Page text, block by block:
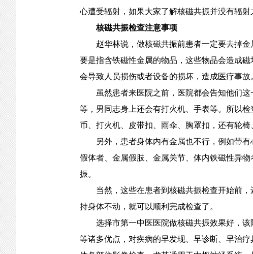
心遭受辐射，如果大家了解核磁共振并没有辐射
核磁共振检查注意事项
赵华林说，做核磁共振前患者一定要去掉金
要是指含铁磁性金属的物品，这些物品会造成
会导致人员损伤或者设备的损坏，造成医疗事故
虽然患者来医院之前，医院都会告知他们这
等，男同志身上还会有打火机、手表等。所以
币、打火机、皮带扣、雨伞、胸罩扣，还有轮
另外，患者身体内有金属也不行，例如带有
假体者、金属假肢、金属关节、体内铁磁性异
振。
当然，这些在患者到核磁共振检查开始前，
持身体不动，就可以顺利完成检查了。
选择市第一中医医院做核磁共振效果好，该
等诸多优点，对疾病的早发现、早诊断、早治